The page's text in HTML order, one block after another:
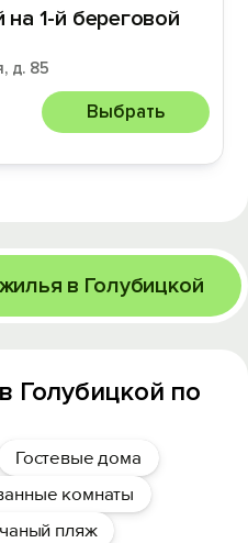
1-й береговой
д. 85
Выбрать
в Голубицкой
Голубицкой по
Гостевые дома
комнаты
пляж